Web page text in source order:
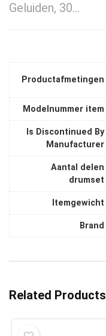
Geluiden, 30…
Productafmetingen
Modelnummer item
Is Discontinued By
Manufacturer
Aantal delen
drumset
Itemgewicht
Brand
Related Products